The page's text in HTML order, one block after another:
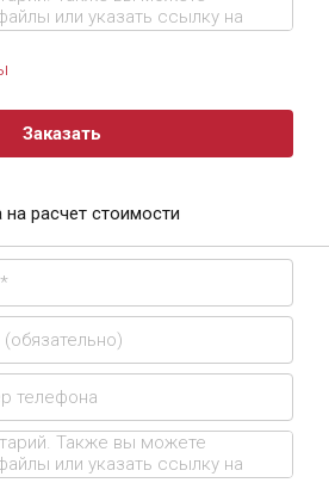
Заказать
на расчет стоимости